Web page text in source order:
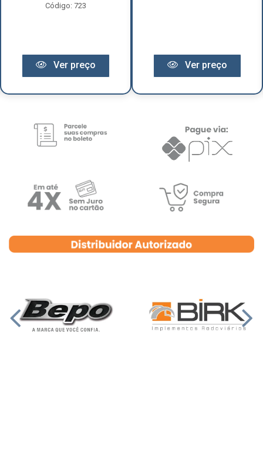
Código: 723
Ver preço Ver preço